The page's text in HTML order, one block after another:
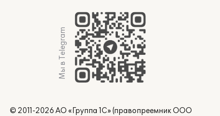
Мы в Telegram
© 2011-2026 АО «Группа 1С» (правопреемник ООО